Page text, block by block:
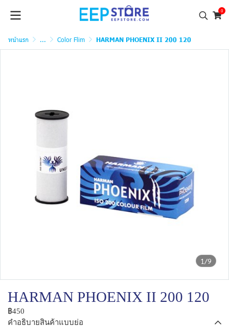
0
หน้าแรก ... Color Flim HARMAN PHOENIX II 200 120
1/9
HARMAN PHOENIX II 200 120
฿450
คำอธิบายสินค้าแบบย่อ